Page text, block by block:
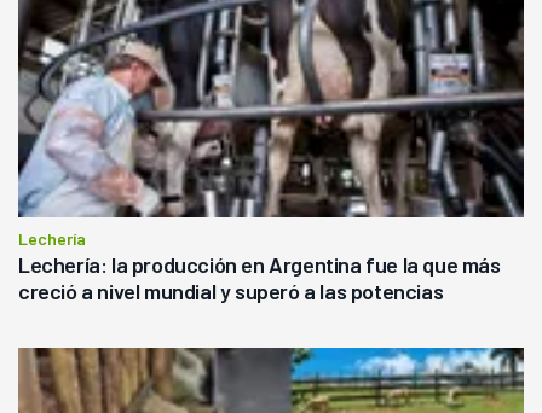
Lechería
Lechería: la producción en Argentina fue la que más
creció a nivel mundial y superó a las potencias